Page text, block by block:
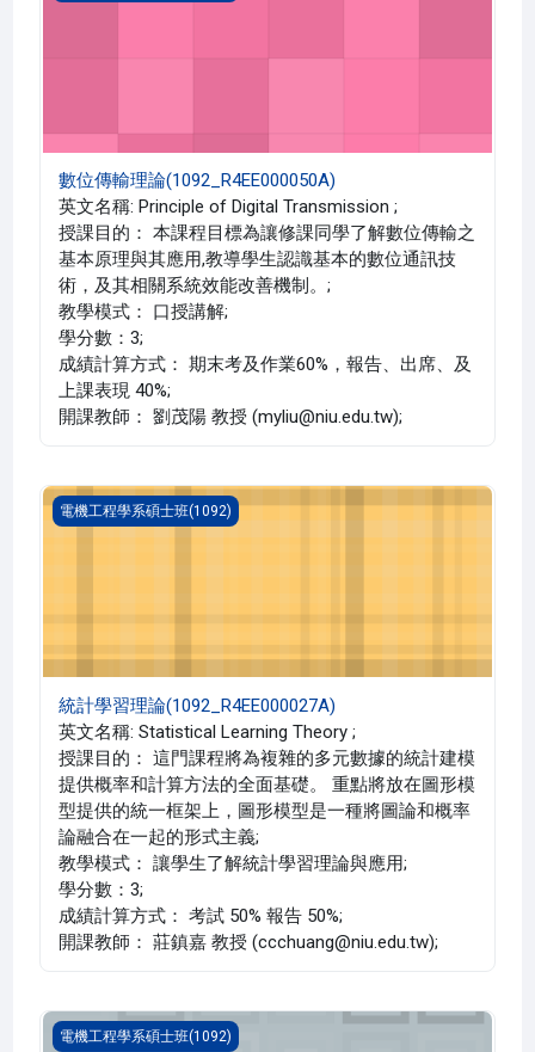
數位傳輸理論(1092_R4EE000050A)
英文名稱: Principle of Digital Transmission ;
授課目的： 本課程目標為讓修課同學了解數位傳輸之
基本原理與其應用,教導學生認識基本的數位通訊技
術，及其相關系統效能改善機制。;
教學模式： 口授講解;
學分數：3;
成績計算方式： 期末考及作業60%，報告、出席、及
上課表現 40%;
開課教師： 劉茂陽 教授 (myliu@niu.edu.tw);
統計學習理論(1092_R4EE000027A)
電機工程學系碩士班(1092)
統計學習理論(1092_R4EE000027A)
英文名稱: Statistical Learning Theory ;
授課目的： 這門課程將為複雜的多元數據的統計建模
提供概率和計算方法的全面基礎。 重點將放在圖形模
型提供的統一框架上，圖形模型是一種將圖論和概率
論融合在一起的形式主義;
教學模式： 讓學生了解統計學習理論與應用;
學分數：3;
成績計算方式： 考試 50% 報告 50%;
開課教師： 莊鎮嘉 教授 (ccchuang@niu.edu.tw);
專題討論 一(1092_R4EE000022A)
電機工程學系碩士班(1092)